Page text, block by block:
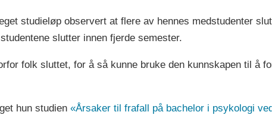
studieløp observert at flere av hennes medstudenter
slutter innen fjerde semester.
folk sluttet, for å så kunne bruke den kunnskapen til å
hun studien«Årsaker til frafall på bachelor i psykologi